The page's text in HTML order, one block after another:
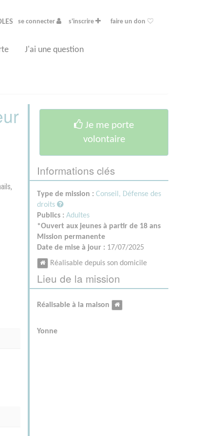
se connecter s'inscrire faire un don
J'ai une question
Je me porte
volontaire
Informations clés
Type de mission : Conseil, Défense des
droits
Publics : Adultes
*Ouvert aux jeunes à partir de 18 ans
Mission permanente
Date de mise à jour : 17/07/2025
Réalisable depuis son domicile
Lieu de la mission
Réalisable à la maison
Yonne